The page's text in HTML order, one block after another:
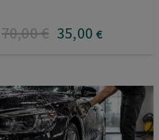
70,00€ 35,00 €